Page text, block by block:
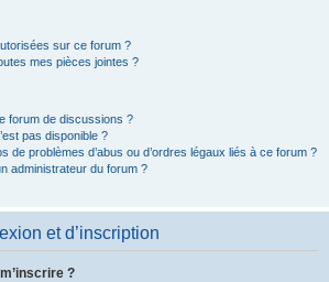
sur ce forum ?
mes pièces jointes ?
forum de discussions ?
pas disponible ?
de problèmes d’abus ou d’ordres légaux liés à ce forum ?
administrateur du forum ?
et d’inscription
?